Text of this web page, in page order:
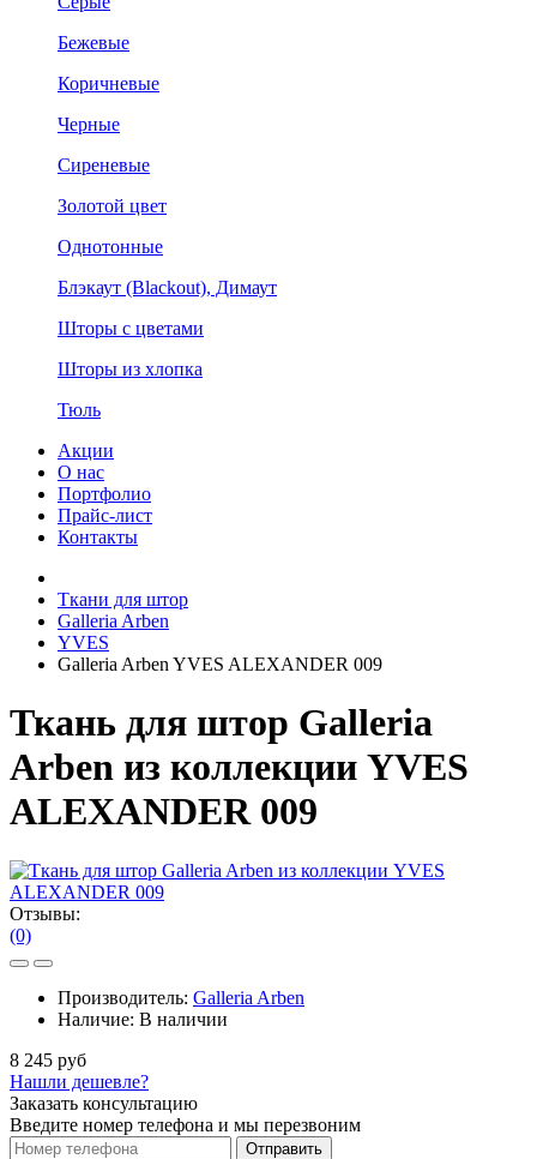
Бежевые
Коричневые
Черные
Сиреневые
Золотой цвет
Однотонные
Блэкаут (Blackout), Димаут
Шторы с цветами
Шторы из хлопка
Тюль
Акции
О нас
Портфолио
Прайс-лист
Контакты
Ткани для штор
Galleria Arben
YVES
Galleria Arben YVES ALEXANDER 009
Ткань для штор Galleria
Arben из коллекции YVES
ALEXANDER 009
Отзывы:
(0)
Производитель: Galleria Arben
Наличие: В наличии
8 245 руб
Нашли дешевле?
Заказать консультацию
Введите номер телефона и мы перезвоним
Отправить